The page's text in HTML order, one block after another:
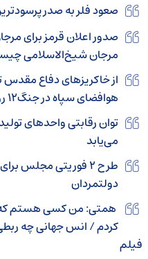
صعود فلر به صدر
صدور اعلان قرمز برای
مرجان شیخ‌الاسلامی
از خاکریزهای دفاع
هوافضای سپاه در جنگ۱۲ روزه
توان رقابتی واحدهای
می‌یابد
طرح ۲ فوریتی مجلس
دولتمردان
همتی: من کسی هستم که
کردم / انس جهانی چه
فیلم